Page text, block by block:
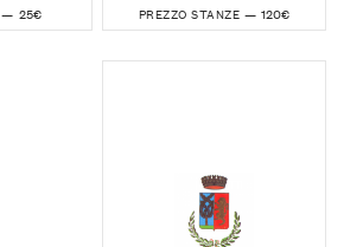
— 25€ PREZZO STANZE — 120€